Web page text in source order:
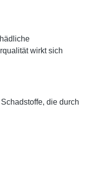
wirkt sich
die durch